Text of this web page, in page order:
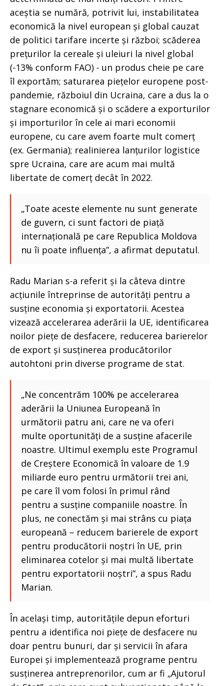
aceștia se numără, potrivit lui, instabilitatea
economică la nivel european și global cauzat
de politici tarifare incerte și război; scăderea
prețurilor la cereale și uleiuri la nivel global
(-13% conform FAO) - un produs cheie pe care
îl exportăm; saturarea piețelor europene post-
pandemie, războiul din Ucraina, care a dus la o
stagnare economică și o scădere a exporturilor
și importurilor în cele ai mari economii
europene, cu care avem foarte mult comerț
(ex. Germania); realinierea lanțurilor logistice
spre Ucraina, care are acum mai multă
libertate de comerț decât în 2022.
„⁠Toate aceste elemente nu sunt generate
de guvern, ci sunt factori de piață
internațională pe care Republica Moldova
nu îi poate influența”, a afirmat deputatul.
Radu Marian s-a referit și la câteva dintre
acțiunile întreprinse de autorități pentru a
susține economia și exportatorii. Acestea
vizează accelerarea aderării la UE, identificarea
noilor piețe de desfacere, reducerea barierelor
de export și susținerea producătorilor
autohtoni prin diverse programe de stat.
„Ne concentrăm 100% pe accelerarea
aderării la Uniunea Europeană în
următorii patru ani, care ne va oferi
multe oportunități de a susține afacerile
noastre. Ultimul exemplu este Programul
de Creștere Economică în valoare de 1.9
miliarde euro pentru următorii trei ani,
pe care îl vom folosi în primul rând
pentru a susține companiile noastre. În
plus, ne conectăm și mai strâns cu piața
europeană – reducem barierele de export
pentru producătorii noștri în UE, prin
eliminarea cotelor și mai multă libertate
pentru exportatorii noștri”, a spus Radu
Marian.
În același timp, autoritățile depun eforturi
pentru a identifica noi piețe de desfacere nu
doar pentru bunuri, dar și servicii în afara
Europei și implementează programe pentru
susținerea antreprenorilor, cum ar fi „Ajutorul